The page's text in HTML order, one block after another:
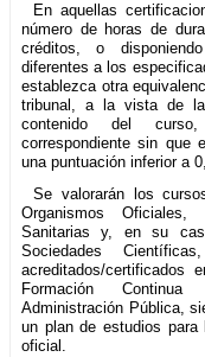
En aquellas
número de horas de
créditos, o
diferentes a los
establezca otra
tribunal, a la vista de
contenido del
correspondiente sin que
una puntuación inferior a
Se valorarán los
Organismos Oficiales,
Sanitarias y, en su
Sociedades
acreditados/certificados
Formación
Administración Pública,
un plan de estudios
oficial.